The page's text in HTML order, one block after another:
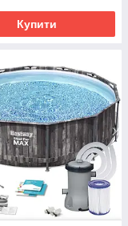
Купити